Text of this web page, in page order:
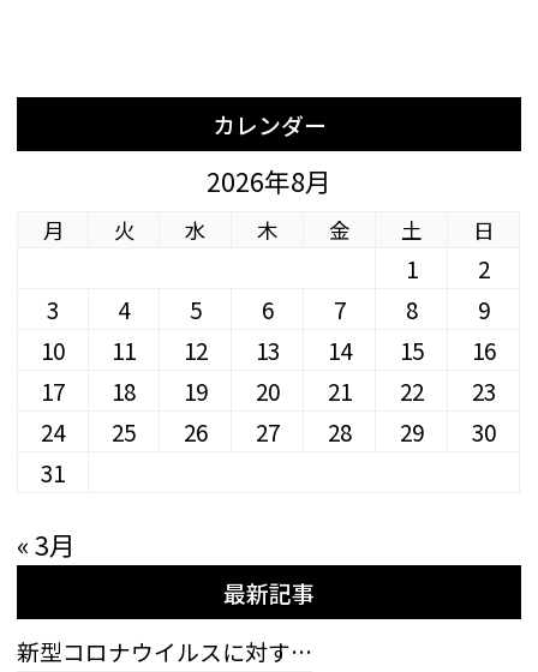
カレンダー
2026年8月
月 火 水 木 金 土 日
1
2
3
4 5 6 7 8
9
10
11 12 13 14 15
16
17
18 19 20 21 22
23
24
25 26 27 28 29
30
31
« 3月
最新記事
新型コロナウイルスに対す…